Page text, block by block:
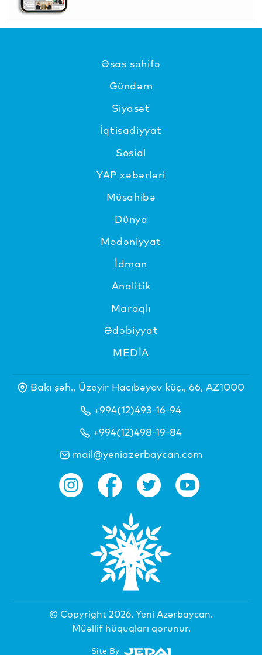
Əsas səhifə
Gündəm
Siyasət
İqtisadiyyat
Sosial
YAP xəbərləri
Müsahibə
Dünya
Mədəniyyat
İdman
Analitik
Maraqlı
Ədəbiyyat
MEDİA
Bakı şəh., Üzeyir Hacıbəyov küç., 66, AZ1000
+994(12)493-16-94
+994(12)498-19-84
mail@yeniazerbaycan.com
© Copyright 2026. Yeni Azərbaycan.
Müəllif hüquqları qorunur.
Site By